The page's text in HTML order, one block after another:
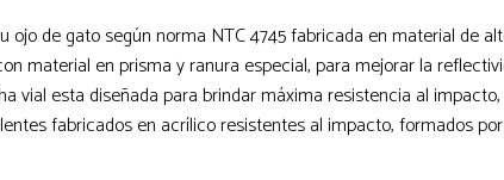
ojo de gato según norma NTC 4745 fabricada en material de
material en prisma y ranura especial, para mejorar la
vial esta diseñada para brindar máxima resistencia al
fabricados en acrílico resistentes al impacto, formados